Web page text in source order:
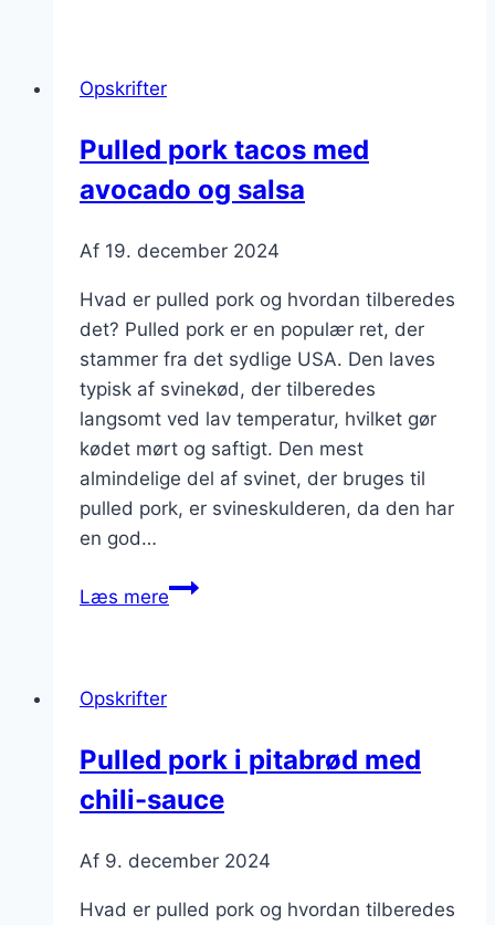
Opskrifter
Pulled pork tacos med
avocado og salsa
Af 19. december 2024
Hvad er pulled pork og hvordan tilberedes
det? Pulled pork er en populær ret, der
stammer fra det sydlige USA. Den laves
typisk af svinekød, der tilberedes
langsomt ved lav temperatur, hvilket gør
kødet mørt og saftigt. Den mest
almindelige del af svinet, der bruges til
pulled pork, er svineskulderen, da den har
en god…
Læs merePulled
salsa
Opskrifter
Pulled pork i pitabrød med
chili-sauce
Af 9. december 2024
Hvad er pulled pork og hvordan tilberedes